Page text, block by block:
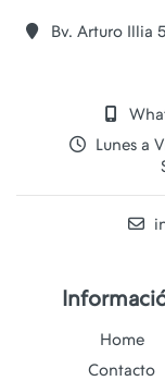
Bv. Arturo Illia
Lunes a
Home
Contacto